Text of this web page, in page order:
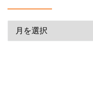
アーカイブ